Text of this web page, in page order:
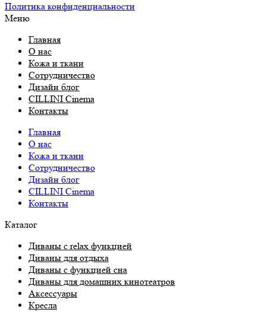
Политика конфиденциальности
Меню
Главная
О нас
Кожа и ткани
Сотрудничество
Дизайн блог
CILLINI Cinema
Контакты
Главная
О нас
Кожа и ткани
Сотрудничество
Дизайн блог
CILLINI Cinema
Контакты
Каталог
Диваны с relax функцией
Диваны для отдыха
Диваны с функцией сна
Диваны для домашних кинотеатров
Аксессуары
Кресла